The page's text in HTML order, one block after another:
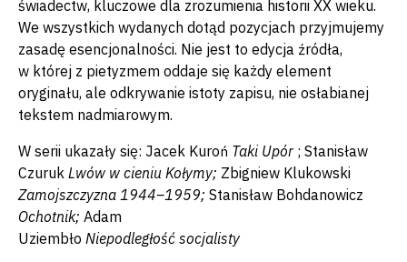
świadectw, kluczowe dla zrozumienia historii XX wieku.
We wszystkich wydanych dotąd pozycjach przyjmujemy
zasadę esencjonalności. Nie jest to edycja źródła,
w której z pietyzmem oddaje się każdy element
oryginału, ale odkrywanie istoty zapisu, nie osłabianej
tekstem nadmiarowym.
W serii ukazały się: Jacek Kuroń Taki Upór ; Stanisław
Czuruk Lwów w cieniu Kołymy; Zbigniew Klukowski
Zamojszczyzna 1944–1959; Stanisław Bohdanowicz
Ochotnik; Adam
Uziembło Niepodległość socjalisty